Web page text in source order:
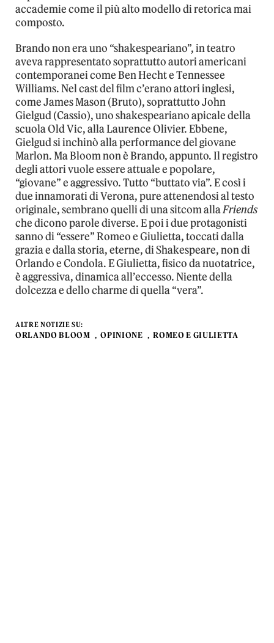
accademie come il più alto modello di retorica mai
composto.
Brando non era uno “shakespeariano”, in teatro
aveva rappresentato soprattutto autori americani
contemporanei come Ben Hecht e Tennessee
Williams. Nel cast del film c’erano attori inglesi,
come James Mason (Bruto), soprattutto John
Gielgud (Cassio), uno shakespeariano apicale della
scuola Old Vic, alla Laurence Olivier. Ebbene,
Gielgud si inchinò alla performance del giovane
Marlon. Ma Bloom non è Brando, appunto. Il registro
degli attori vuole essere attuale e popolare,
“giovane” e aggressivo. Tutto “buttato via”. E così i
due innamorati di Verona, pure attenendosi al testo
originale, sembrano quelli di una sitcom allaFriends
che dicono parole diverse. E poi i due protagonisti
sanno di “essere” Romeo e Giulietta, toccati dalla
grazia e dalla storia, eterne, di Shakespeare, non di
Orlando e Condola. E Giulietta, fisico da nuotatrice,
è aggressiva, dinamica all’eccesso. Niente della
dolcezza e dello charme di quella “vera”.
ALTRE NOTIZIE SU:
ORLANDO BLOOM OPINIONE ROMEO E GIULIETTA